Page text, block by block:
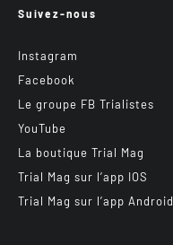
Suivez-nous
Instagram
Facebook
Le groupe FB Trialistes
YouTube
La boutique Trial Mag
Trial Mag sur l’app IOS
Trial Mag sur l’app Android